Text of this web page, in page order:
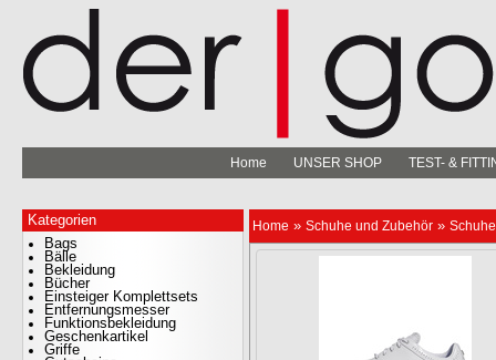
Home UNSER SHOP TEST- &
Kategorien
Bags
Bälle
Bekleidung
Bücher
Einsteiger Komplettsets
Entfernungsmesser
Funktionsbekleidung
Geschenkartikel
Griffe
Home » Schuhe und Zubehör »